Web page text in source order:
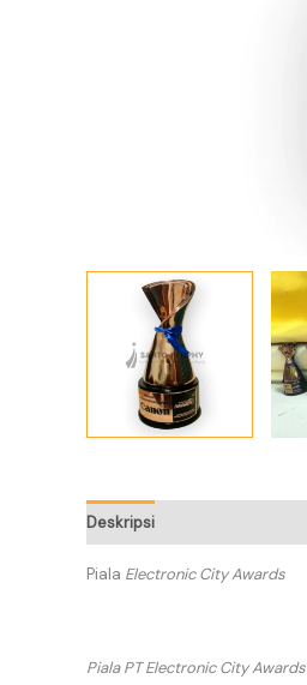
Deskripsi
Piala Electronic City Awards
Piala PT Electronic City Awards